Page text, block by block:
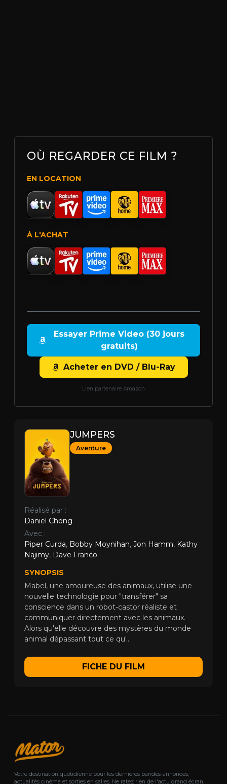
OÙ REGARDER CE FILM ?
EN LOCATION
À L'ACHAT
Essayer Prime Video (30 jours
gratuits)
Acheter en DVD / Blu-Ray
Lien partenaire Amazon
JUMPERS
Aventure
Réalisé par :
Daniel Chong
Avec :
Piper Curda, Bobby Moynihan, Jon Hamm, Kathy
Najimy, Dave Franco
SYNOPSIS
Mabel, une amoureuse des animaux, utilise une
nouvelle technologie pour "transférer" sa
conscience dans un robot-castor réaliste et
communiquer directement avec les animaux.
Alors qu'elle découvre des mystères du monde
animal dépassant tout ce qu'...
FICHE DU FILM
Votre destination quotidienne pour les dernières bandes-annonces,
actualités cinéma et sorties en salles. Ne ratez rien de l'actu grand écran.